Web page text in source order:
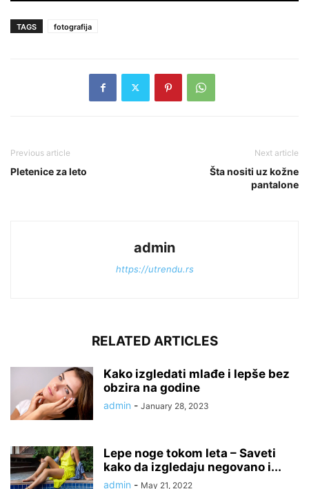
TAGS fotografija
Previous article
Pletenice za leto
Next article
Šta nositi uz kožne
pantalone
admin
https://utrendu.rs
RELATED ARTICLES
Kako izgledati mlađe i lepše bez
obzira na godine
admin - January 28, 2023
Lepe noge tokom leta – Saveti
kako da izgledaju negovano i...
admin - May 21, 2022